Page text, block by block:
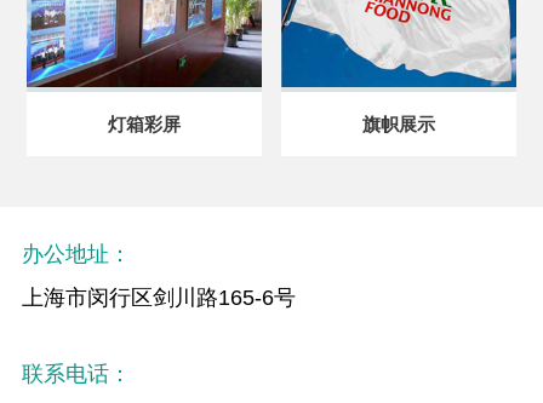
灯箱彩屏 旗帜展示
办公地址：
上海市闵行区剑川路165-6号
联系电话：